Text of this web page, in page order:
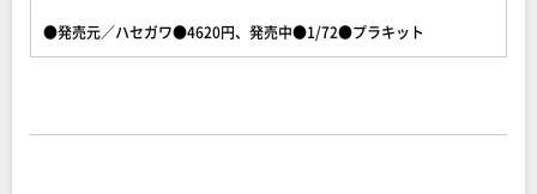
●発売元／ハセガワ●4620円、発売中●1/72●プラキット